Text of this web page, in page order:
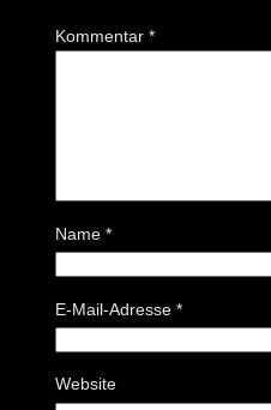
Kommentar *
Name *
E-Mail-Adresse *
Website